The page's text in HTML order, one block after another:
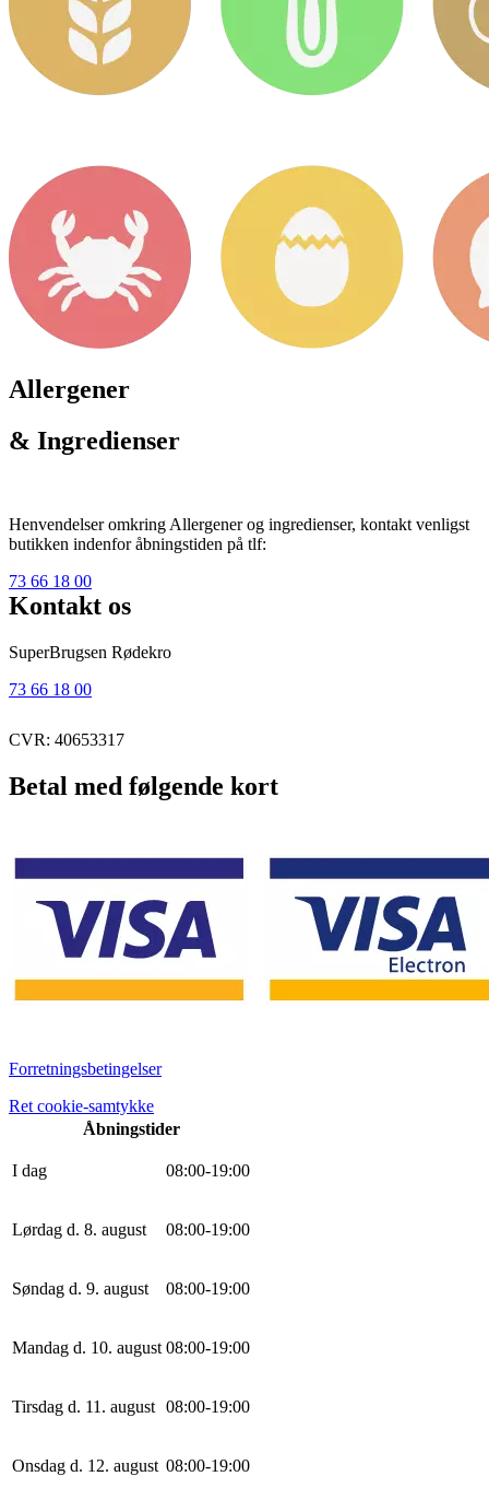
Allergener
& Ingredienser
Henvendelser omkring Allergener og ingredienser, kontakt venligst
butikken indenfor åbningstiden på tlf:
73 66 18 00
Kontakt os
SuperBrugsen Rødekro
73 66 18 00
CVR: 40653317
Betal med følgende kort
Forretningsbetingelser
Ret cookie-samtykke
Åbningstider
I dag 08:00-19:00
Lørdag d. 8. august 08:00-19:00
Søndag d. 9. august 08:00-19:00
Mandag d. 10. august 08:00-19:00
Tirsdag d. 11. august 08:00-19:00
Onsdag d. 12. august 08:00-19:00